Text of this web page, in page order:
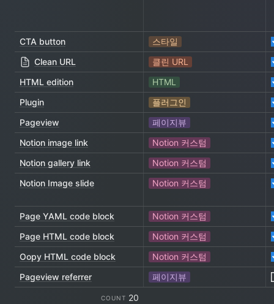
CTA button
스타일
Clean URL
클린 URL
HTML edition
HTML
Plugin
플러그인
Pageview
페이지뷰
Notion image link
Notion 커스텀
Notion gallery link
Notion 커스텀
Notion Image slide
Notion 커스텀
Page YAML code block
Notion 커스텀
Page HTML code block
Notion 커스텀
Oopy HTML code block
Notion 커스텀
Pageview referrer
페이지뷰
COUNT 20